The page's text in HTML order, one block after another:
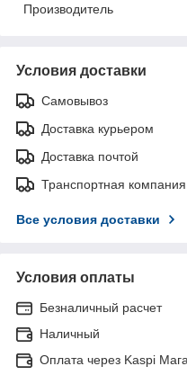
Производитель
Условия доставки
Самовывоз
Доставка курьером
Доставка почтой
Транспортная компания
Все условия доставки
Условия оплаты
Безналичный расчет
Наличный
Оплата через Kaspi